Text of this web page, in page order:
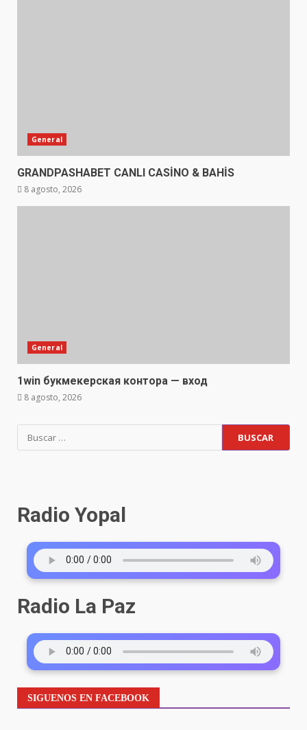
General
GRANDPASHABET CANLI CASİNO & BAHİS
8 agosto, 2026
General
1win букмекерская контора — вход
8 agosto, 2026
Radio Yopal
Radio La Paz
SIGUENOS EN FACEBOOK